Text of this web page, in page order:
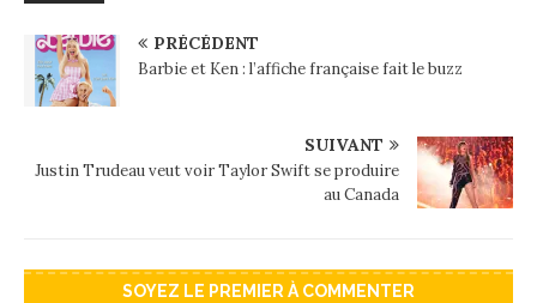
PRÉCÉDENT
Barbie et Ken : l’affiche française fait le buzz
SUIVANT
Justin Trudeau veut voir Taylor Swift se produire
au Canada
SOYEZ LE PREMIER À COMMENTER